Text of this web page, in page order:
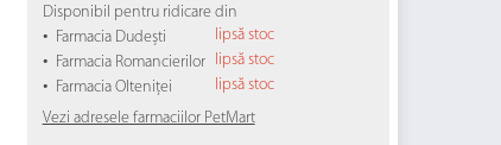
Disponibil pentru ridicare din
• Farmacia Dudești lipsă stoc
• Farmacia Romancierilor lipsă stoc
• Farmacia Olteniței
lipsă stoc
Vezi adresele farmaciilor PetMart